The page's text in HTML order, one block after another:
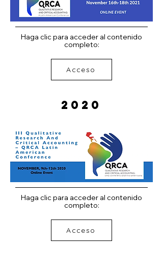
Haga clic para acceder al contenido
completo:
Acceso
2020
Haga clic para acceder al contenido
completo:
Acceso